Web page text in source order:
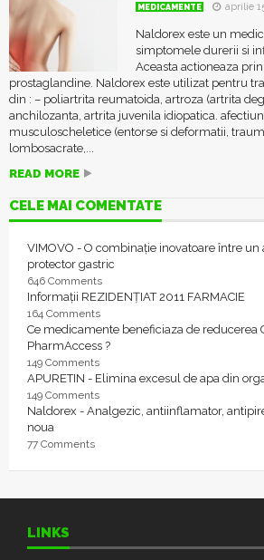
MEDICAMENTE aprilie
Naldorex este un
simptomele durerii si
Aceasta actioneaza
prostaglandine. Naldorex este utilizat pentru
din : – poliartrita reumatoida, artroza (artrita
anchilozanta, artrita juvenila idiopatica.
musculoscheletice (entorse si deformatii,
lombosacrate,...
READ MORE
CELE MAI COMENTATE
VIMOVO - O combinație inovatoare între
protector gastric
646 Comments
Informații REZIDENȚIAT 2011 FARMACIE
164 Comments
Ce medicamente beneficiaza de reducerea
PharmAccess ?
149 Comments
APURETIN - Elimina excesul de apa din
149 Comments
Naldorex - Analgezic, antiinflamator,
noua
77 Comments
LINKS